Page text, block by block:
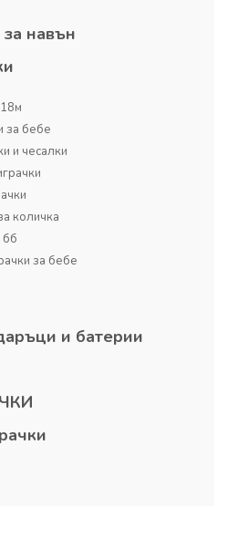
навън
за бебе
и чесалки
количка
бб
за бебе
и батерии